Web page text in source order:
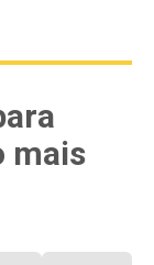
mais